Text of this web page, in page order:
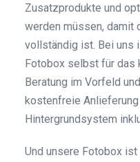
Zusatzprodukte und
werden müssen, damit
vollständig ist. Bei uns
Fotobox selbst für das
Beratung im Vorfeld
kostenfreie
Hintergrundsystem
Und unsere Fotobox